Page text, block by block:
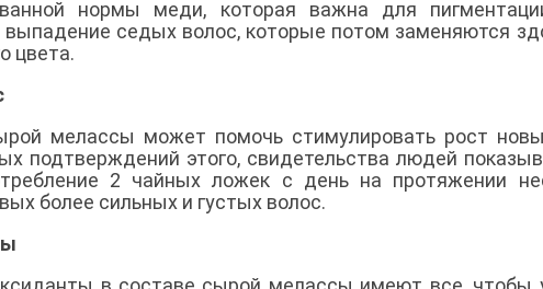
нормы меди, которая важна для
выпадение седых волос, которые потом заменяются
цвета.
мелассы может помочь стимулировать рост
подтверждений этого, свидетельства людей
2 чайных ложек с день на протяжении
более сильных и густых волос.